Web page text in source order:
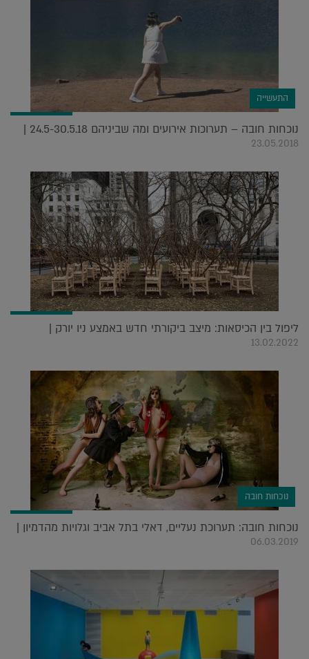
התעשייה
נוכחות חובה – תערוכות אירועים ומה שביניהם 24.5-30.5.18 |
23.05.2018
ליפול בין הכיסאות: מיצב ביקורתי חדש באמצע ניו יורק |
13.02.2022
נוכחות חובה
נוכחות חובה: תערוכת נעליים, דאלי בתל אביב וגלויות מהדמיון |
06.03.2019